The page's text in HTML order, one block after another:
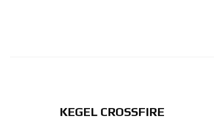
KEGEL CROSSFIRE